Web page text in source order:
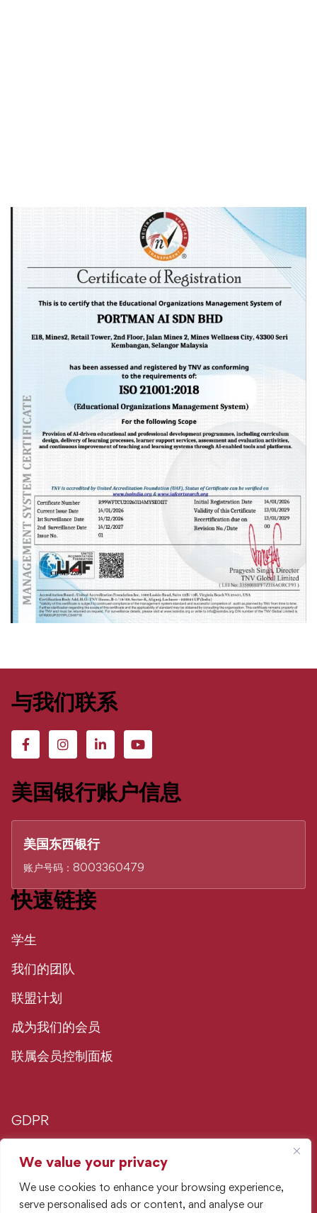
We value your privacy
We use cookies to enhance your browsing experience,
serve personalised ads or content, and analyse our
与我们联系
美国银行账户信息
美国东西银行
账户号码：8003360479
快速链接
学生
我们的团队
联盟计划
成为我们的会员
联属会员控制面板
GDPR
隐私政策
广告政策